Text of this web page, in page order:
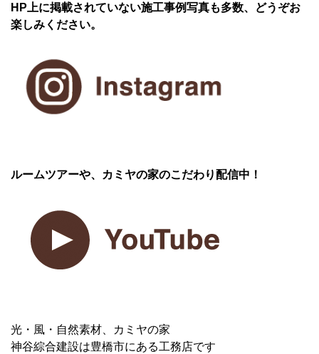
HP上に掲載されていない施工事例写真も多数、どうぞお
楽しみください。
ルームツアーや、カミヤの家のこだわり配信中！
光・風・自然素材、カミヤの家
神谷綜合建設は豊橋市にある工務店です